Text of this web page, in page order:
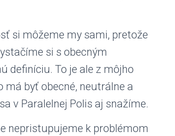
si môžeme my sami, pretože
si s obecným
definíciu. To je ale z môjho
má byť obecné, neutrálne a
v Paralelnej Polis aj snažíme.
nepristupujeme k problémom